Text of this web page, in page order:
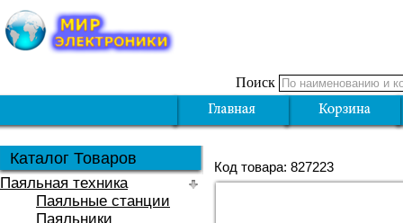
Поиск
Каталог Товаров
Паяльная техника
Паяльные станции
Паяльники
Код товара: 827223